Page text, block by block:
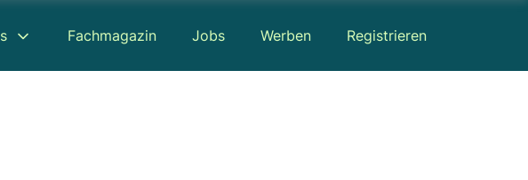
Fachmagazin Jobs Werben Registrieren